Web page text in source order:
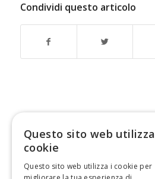
Condividi questo articolo
Questo sito web utilizza
cookie
Questo sito web utilizza i cookie per